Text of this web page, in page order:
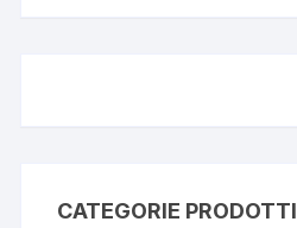
CATEGORIE PRODOTTI